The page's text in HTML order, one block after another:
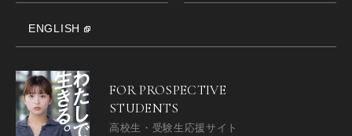
ENGLISH
FOR PROSPECTIVE
STUDENTS
高校生・受験生応援サイト